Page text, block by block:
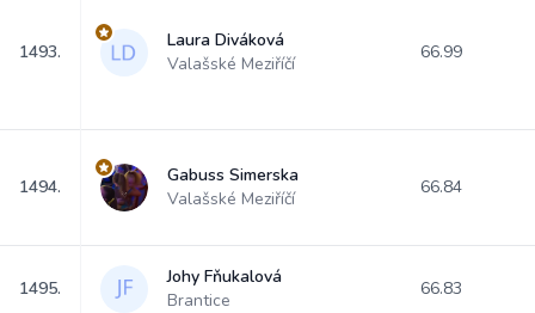
1493.
Laura Diváková
Valašské Meziříčí
66.99
1494.
Gabuss Simerska
Valašské Meziříčí
66.84
1495.
Johy Fňukalová
Brantice
66.83